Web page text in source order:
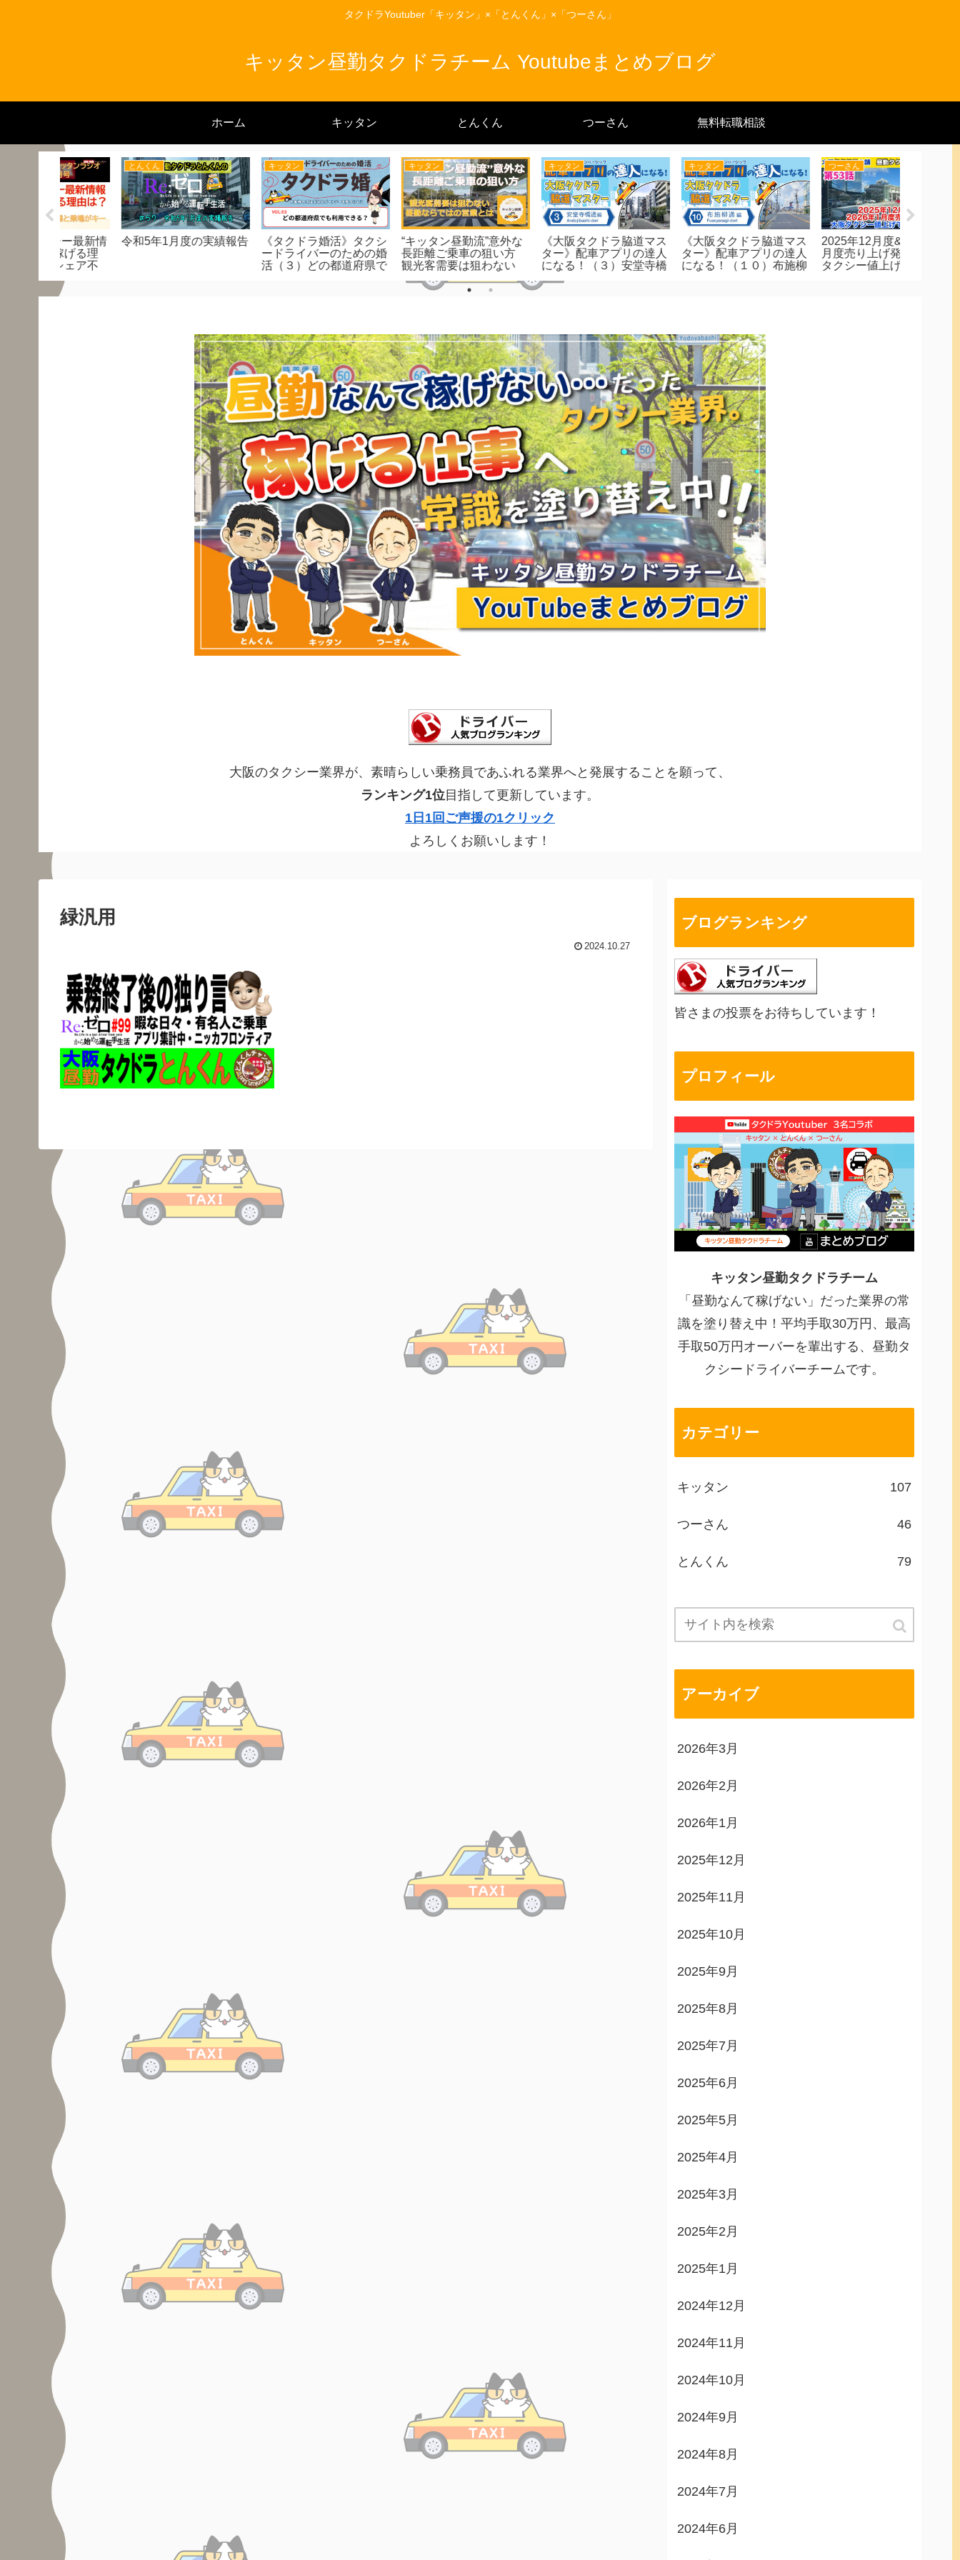
タクドラYoutuber「キッタン」×「とんくん」×「つーさん」
キッタン昼勤タクドラチーム Youtubeまとめブログ
ホーム キッタン とんくん つーさん 無料転職相談
キッタン
《タクドラ婚活》タクシ
ードライバーのための婚
活（３）どの都道府県で
キッタン
“キッタン昼勤流”意外な
長距離ご乗車の狙い方
観光客需要は狙わない
キッタン
《大阪タクドラ脇道マス
ター》配車アプリの達人
になる！（３）安堂寺橋
キッタン
《大阪タクドラ脇道マス
ター》配車アプリの達人
になる！（１０）布施柳
つーさん
2025年12月度&2026年1
月度売り上げ発表！大阪
タクシー値上げで給料急
つーさん
9月＆10月度＆2年間売
上推移を発表！タクドラ
はじめて2年目！正直言
大阪のタクシー業界が、素晴らしい乗務員であふれる業界へと発展することを願って、
ランキング1位目指して更新しています。
1日1回ご声援の1クリック
よろしくお願いします！
緑汎用
2024.10.27
ブログランキング
皆さまの投票をお待ちしています！
プロフィール
キッタン昼勤タクドラチーム
「昼勤なんて稼げない」だった業界の常
識を塗り替え中！平均手取30万円、最高
手取50万円オーバーを輩出する、昼勤タ
クシードライバーチームです。
カテゴリー
キッタン 107
つーさん 46
とんくん 79
アーカイブ
2026年3月
2026年2月
2026年1月
2025年12月
2025年11月
2025年10月
2025年9月
2025年8月
2025年7月
2025年6月
2025年5月
2025年4月
2025年3月
2025年2月
2025年1月
2024年12月
2024年11月
2024年10月
2024年9月
2024年8月
2024年7月
2024年6月